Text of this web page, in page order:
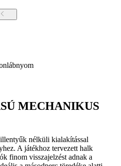
MECHANIKUS
nélküli kialakítással
A játékhoz tervezett halk
finom visszajelzést adnak a